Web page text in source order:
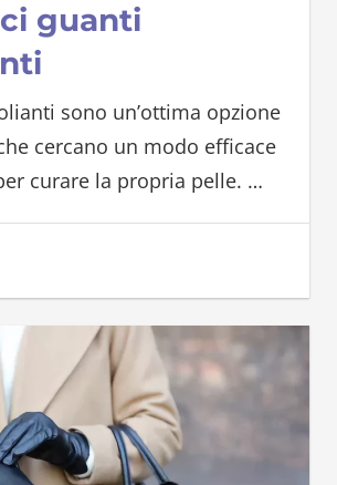
guanti
sono un’ottima opzione
cercano un modo efficace
curare la propria pelle. …
2023